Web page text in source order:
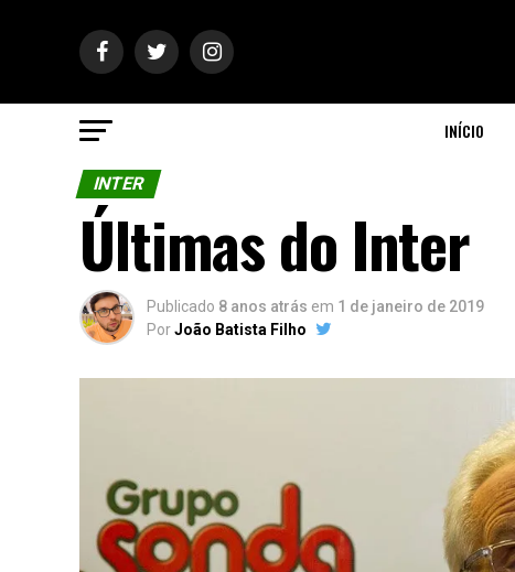
INÍCIO
INTER
Últimas do Inter
Publicado 8 anos atrás em 1 de janeiro de 2019
PorJoão Batista Filho